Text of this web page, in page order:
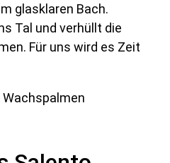
glasklaren Bach.
Tal und verhüllt die
Für uns wird es Zeit